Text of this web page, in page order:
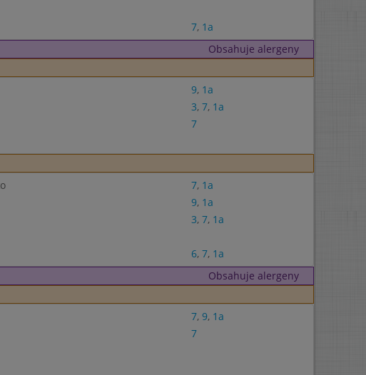
7, 1a
Obsahuje alergeny
9, 1a
3, 7, 1a
7
7, 1a
9, 1a
3, 7, 1a
6, 7, 1a
Obsahuje alergeny
7, 9, 1a
7